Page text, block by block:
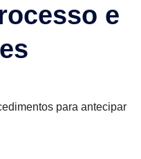
e
para antecipar